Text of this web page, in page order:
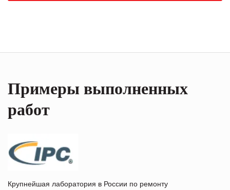
Примеры выполненных
работ
Крупнейшая лаборатория в России по ремонту